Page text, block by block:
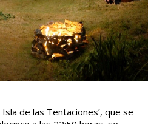
de las Tentaciones’, que se